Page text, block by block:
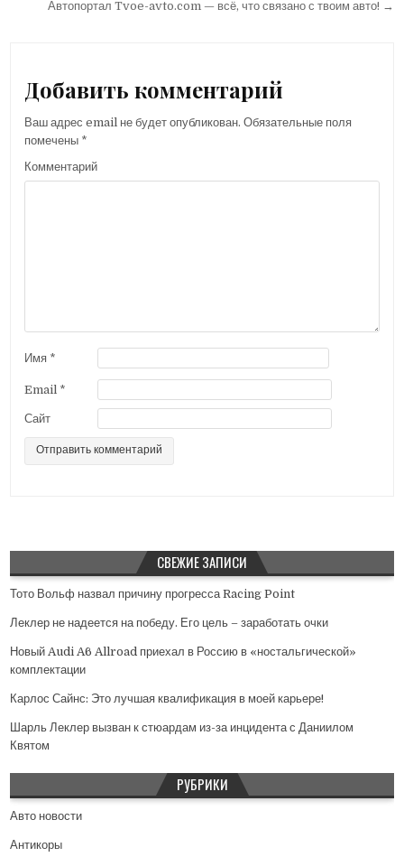
ц
и
я
и
я
м
Автопортал Tvoe-avto.com — всё, что связано с твоим авто! →
Добавить комментарий
Ваш адрес email не будет опубликован. Обязательные поля
помечены *
Комментарий
Имя *
Email *
Сайт
СВЕЖИЕ ЗАПИСИ
Тото Вольф назвал причину прогресса Racing Point
Леклер не надеется на победу. Его цель – заработать очки
Новый Audi A6 Allroad приехал в Россию в «ностальгической»
комплектации
Карлос Сайнс: Это лучшая квалификация в моей карьере!
Шарль Леклер вызван к стюардам из-за инцидента с Даниилом
Квятом
РУБРИКИ
Авто новости
Антикоры